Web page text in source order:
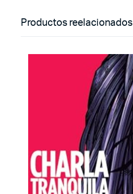
Productos reelacionados